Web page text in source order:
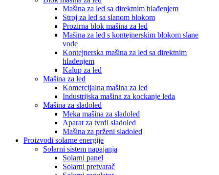
Mašina za led sa direktnim hlađenjem
Stroj za led sa slanom blokom
Prozirna blok mašina za led
Mašina za led s kontejnerskim blokom slane
vode
Kontejnerska mašina za led sa direktnim
hlađenjem
Kalup za led
Mašina za led
Komercijalna mašina za led
Industrijska mašina za kockanje leda
Mašina za sladoled
Meka mašina za sladoled
Aparat za tvrdi sladoled
Mašina za prženi sladoled
Proizvodi solarne energije
Solarni sistem napajanja
Solarni panel
Solarni pretvarač